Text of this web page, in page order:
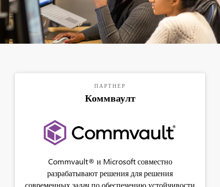
ПАРТНЕР
Коммваулт
Commvault® и Microsoft совместно
разрабатывают решения для решения